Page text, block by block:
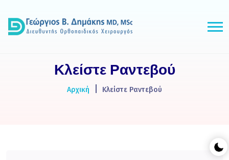
Κλείστε Ραντεβού
Αρχική Κλείστε Ραντεβού